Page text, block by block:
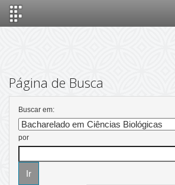
Página de Busca
Buscar em:
por